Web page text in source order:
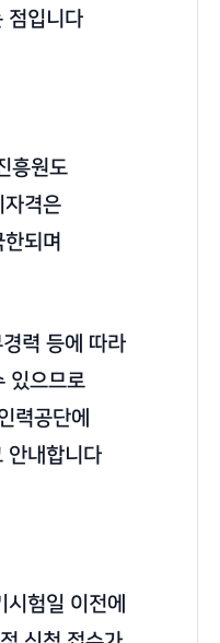
점입니다
흥원도
자격은
되며
력 등에 따라
있으므로
력공단에
안내합니다
험일 이전에